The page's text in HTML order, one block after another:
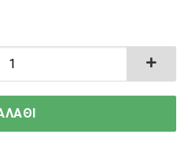
με Βούτυρο Κακάο,